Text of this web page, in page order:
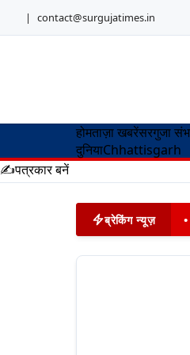
| contact@surgujatimes.in
होमताज़ा खबरेंसरगुजा
दुनियाChhattisgarh
✍️पत्रकार बनें
ब्रेकिंग न्यूज़ •